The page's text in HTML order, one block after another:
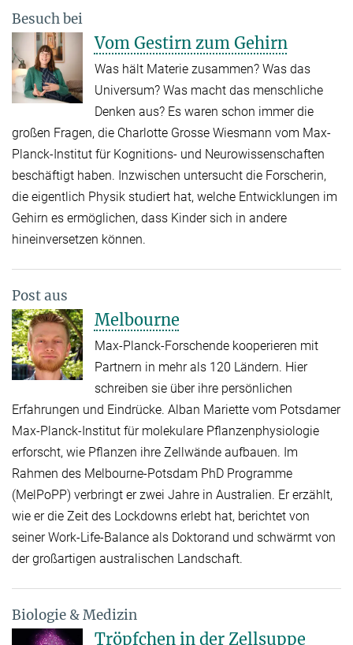
Besuch bei
Vom Gestirn zum Gehirn
Was hält Materie zusammen? Was das
Universum? Was macht das menschliche
Denken aus? Es waren schon immer die
großen Fragen, die Charlotte Grosse Wiesmann vom Max-
Planck-Institut für Kognitions- und Neurowissenschaften
beschäftigt haben. Inzwischen untersucht die Forscherin,
die eigentlich Physik studiert hat, welche Entwicklungen im
Gehirn es ermöglichen, dass Kinder sich in andere
hineinversetzen können.
Post aus
Melbourne
Max-Planck-Forschende kooperieren mit
Partnern in mehr als 120 Ländern. Hier
schreiben sie über ihre persönlichen
Erfahrungen und Eindrücke. Alban Mariette vom Potsdamer
Max-Planck-Institut für molekulare Pflanzenphysiologie
erforscht, wie Pflanzen ihre Zellwände aufbauen. Im
Rahmen des Melbourne-Potsdam PhD Programme
(MelPoPP) verbringt er zwei Jahre in Australien. Er erzählt,
wie er die Zeit des Lockdowns erlebt hat, berichtet von
seiner Work-Life-Balance als Doktorand und schwärmt von
der großartigen australischen Landschaft.
Biologie & Medizin
Tröpfchen in der Zellsuppe